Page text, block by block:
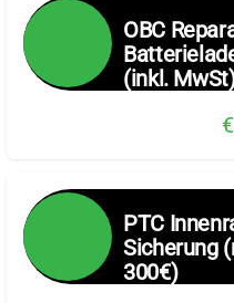
OBC
(inkl.
PTC
Sicherung
300€)